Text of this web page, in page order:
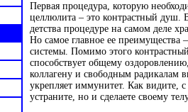
Первая процедура, которую
целлюлита – это контрастный душ.
детства процедуре на самом деле
Но самое главное ее преимущества
системы. Помимо этого
способствует общему
коллагену и свободным радикалам
укрепляет иммунитет. Как видите,
устраните, но и сделаете своему